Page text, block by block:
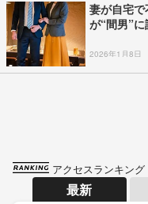
妻が自宅
が“間男”
2026年1月8日
アクセスランキング
最新